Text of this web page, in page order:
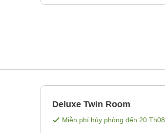
Deluxe Twin Room
Miễn phí hủy phòng đến 20 Th08